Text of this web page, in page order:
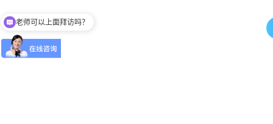
老师可以上面拜访吗？
可以介绍下你们的产品么